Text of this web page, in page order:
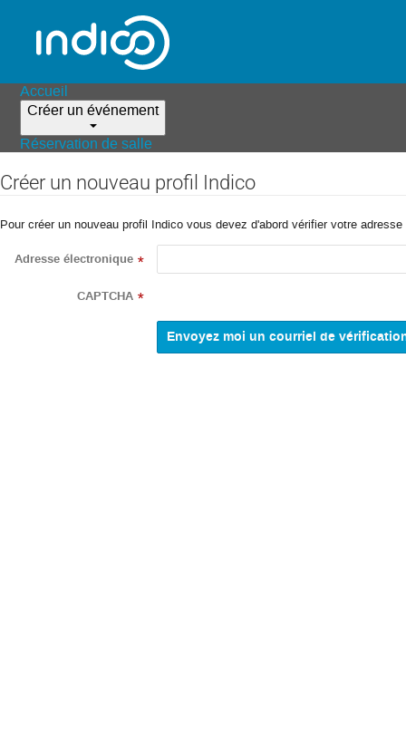
Accueil
Créer un événement
Réservation de salle
Créer un nouveau profil Indico
Pour créer un nouveau profil Indico vous devez d'abord vérifier votre
Adresse électronique *
CAPTCHA *